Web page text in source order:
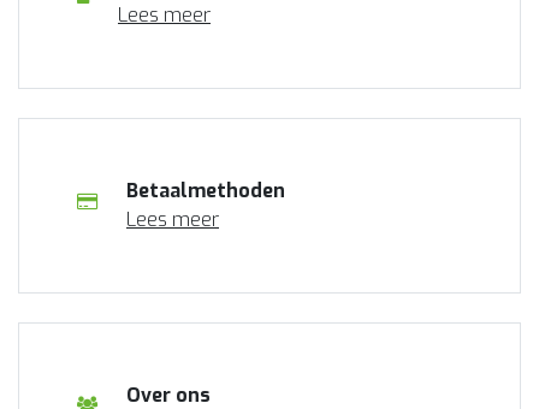
Lees meer
Betaalmethoden
Lees meer
Over ons